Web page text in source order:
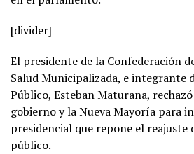
[divider]
El presidente de la Confederación
Salud Municipalizada, e integrante
Público, Esteban Maturana,
gobierno y la Nueva Mayoría para
presidencial que repone el reajuste
público.